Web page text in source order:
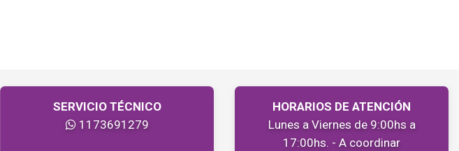
SERVICIO TÉCNICO
1173691279
HORARIOS DE ATENCIÓN
Lunes a Viernes de 9:00hs a
17:00hs. - A coordinar